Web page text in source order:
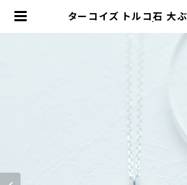
ターコイズ トルコ石 大